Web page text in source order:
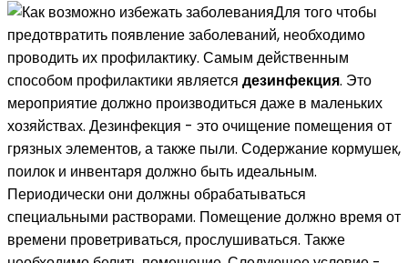
Для того чтобы
предотвратить появление заболеваний, необходимо
проводить их профилактику. Самым действенным
способом профилактики является дезинфекция. Это
мероприятие должно производиться даже в маленьких
хозяйствах. Дезинфекция - это очищение помещения от
грязных элементов, а также пыли. Содержание кормушек,
поилок и инвентаря должно быть идеальным.
Периодически они должны обрабатываться
специальными растворами. Помещение должно время от
времени проветриваться, прослушиваться. Также